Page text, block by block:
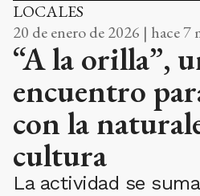
LOCALES
20 de enero de 2026 | hace 7
“A la orilla”,
encuentro
con la
cultura
La actividad se